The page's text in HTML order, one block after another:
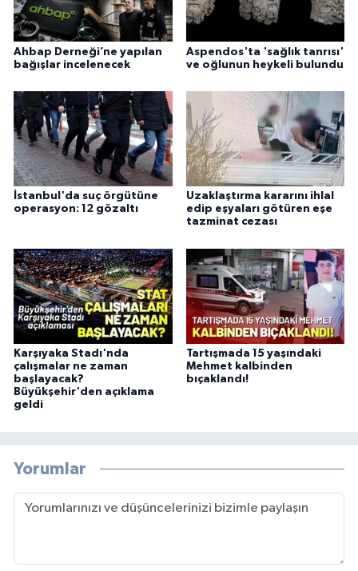
Ahbap Derneği’ne yapılan
bağışlar incelenecek
Aspendos'ta 'sağlık tanrısı'
ve oğlunun heykeli bulundu
İstanbul'da suç örgütüne
operasyon: 12 gözaltı
Uzaklaştırma kararını ihlal
edip eşyaları götüren eşe
tazminat cezası
Karşıyaka Stadı'nda
çalışmalar ne zaman
başlayacak?
Büyükşehir'den açıklama
geldi
Tartışmada 15 yaşındaki
Mehmet kalbinden
bıçaklandı!
Yorumlar